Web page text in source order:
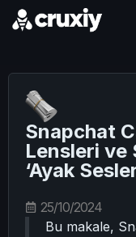
Snapchat
Lensleri ve
‘Ayak
25/10/2024
Bu makale,